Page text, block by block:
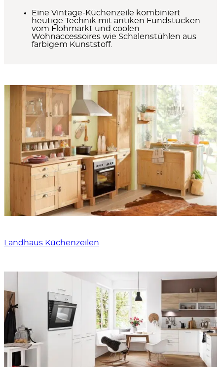
Eine Vintage-Küchenzeile kombiniert
heutige Technik mit antiken Fundstücken
vom Flohmarkt und coolen
Wohnaccessoires wie Schalenstühlen aus
farbigem Kunststoff.
Landhaus Küchenzeilen